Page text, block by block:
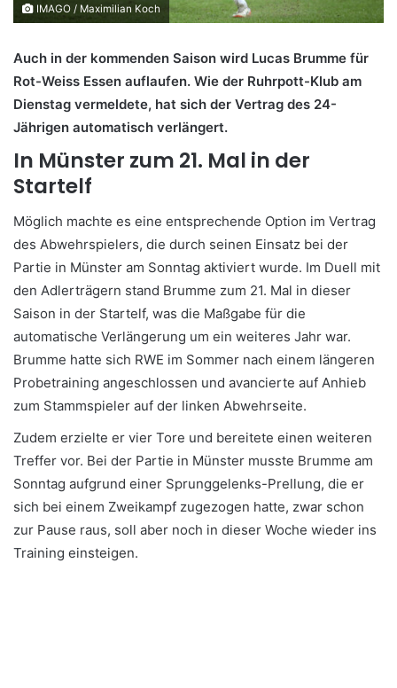
IMAGO / Maximilian Koch
Auch in der kommenden Saison wird Lucas Brumme für
Rot-Weiss Essen auflaufen. Wie der Ruhrpott-Klub am
Dienstag vermeldete, hat sich der Vertrag des 24-
Jährigen automatisch verlängert.
In Münster zum 21. Mal in der
Startelf
Möglich machte es eine entsprechende Option im Vertrag
des Abwehrspielers, die durch seinen Einsatz bei der
Partie in Münster am Sonntag aktiviert wurde. Im Duell mit
den Adlerträgern stand Brumme zum 21. Mal in dieser
Saison in der Startelf, was die Maßgabe für die
automatische Verlängerung um ein weiteres Jahr war.
Brumme hatte sich RWE im Sommer nach einem längeren
Probetraining angeschlossen und avancierte auf Anhieb
zum Stammspieler auf der linken Abwehrseite.
Zudem erzielte er vier Tore und bereitete einen weiteren
Treffer vor. Bei der Partie in Münster musste Brumme am
Sonntag aufgrund einer Sprunggelenks-Prellung, die er
sich bei einem Zweikampf zugezogen hatte, zwar schon
zur Pause raus, soll aber noch in dieser Woche wieder ins
Training einsteigen.